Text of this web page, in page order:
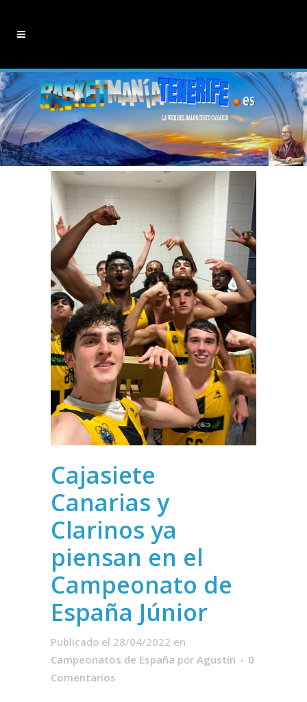
Cajasiete
Canarias y
Clarinos ya
piensan en el
Campeonato de
España Júnior
Publicado el 28/04/2022 en
Campeonatos de España por Agustín
0
Comentarios